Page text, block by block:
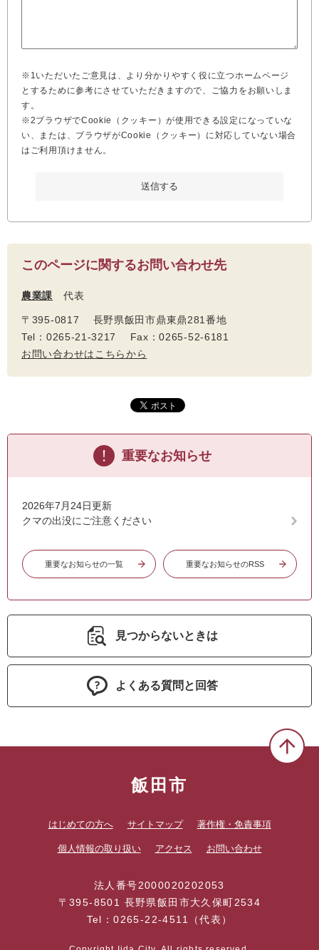
※1いただいたご意見は、より分かりやすく役に立つホームページ
とするために参考にさせていただきますので、ご協力をお願いしま
す。
※2ブラウザでCookie（クッキー）が使用できる設定になっていな
い、または、ブラウザがCookie（クッキー）に対応していない場合
はご利用頂けません。
このページに関するお問い合わせ先
農業課 代表
〒395-0817 長野県飯田市鼎東鼎281番地
Tel：0265-21-3217 Fax：0265-52-6181
お問い合わせはこちらから
重要なお知らせ
2026年7月24日更新
クマの出没にご注意ください
重要なお知らせの一覧 重要なお知らせのRSS
見つからないときは
よくある質問と回答
飯田市
はじめての方へ サイトマップ 著作権・免責事項
個人情報の取り扱い アクセス お問い合わせ
法人番号2000020202053
〒395-8501 長野県飯田市大久保町2534
Tel：0265-22-4511（代表）